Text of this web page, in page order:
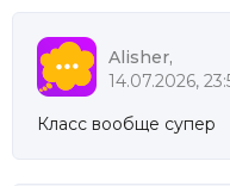
Alisher,
14.07.2026,
Класс вообще супер